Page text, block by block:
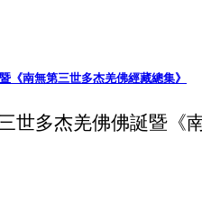
《南無第三世多杰羌佛經藏總集》
世多杰羌佛佛誕暨《